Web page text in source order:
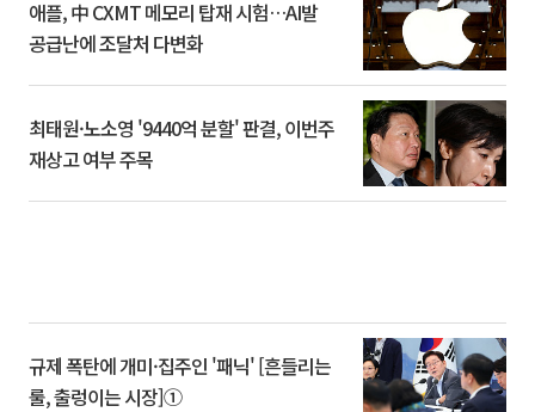
애플, 中 CXMT 메모리 탑재 시험…AI발
공급난에 조달처 다변화
최태원·노소영 '9440억 분할' 판결, 이번주
재상고 여부 주목
규제 폭탄에 개미·집주인 '패닉' [흔들리는
룰, 출렁이는 시장]①